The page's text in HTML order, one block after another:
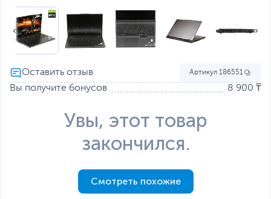
Артикул 186551
Вы получите бонусов 8 900 ₸
Увы, этот товар
закончился.
Смотреть похожие